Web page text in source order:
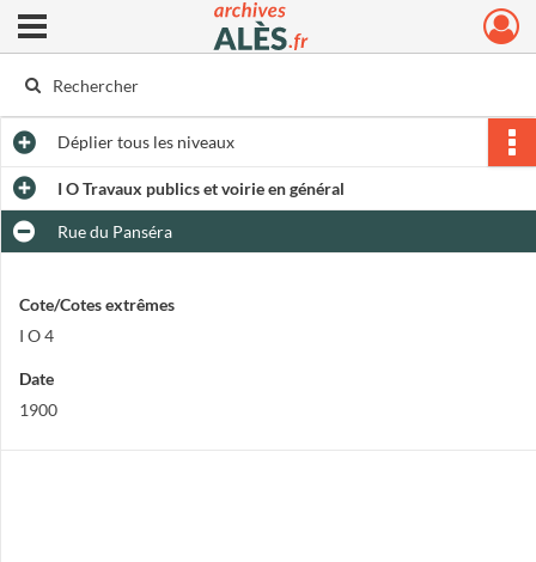
Archives municipales d'Alès
Ouvrir le menu déroulant
Dépliertous les niveaux
I O Travaux publics et voirie en général
Rue du Panséra
Cote/Cotes extrêmes
I O 4
Date
1900